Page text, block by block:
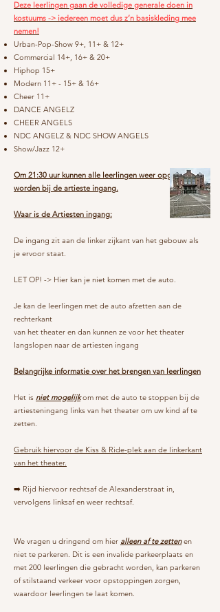
Deze leerlingen gaan de volledige generale doen in
kostuums -> iedereen moet dus z’n basiskleding mee
nemen!
Urban-Pop-Show 9+, 11+ & 12+
Commercial 14+, 16+ & 20+
Hiphop 15+
Modern 11+ - 15+ & 16+
Cheer 11+
DANCE ANGELZ
CHEER ANGELS
NDC ANGELZ & NDC SHOW ANGELS
Show/Jazz 12+
Om 21:30 uur kunnen alle leerlingen weer opgehaald
worden bij de artieste ingang.
Waar is de Artiesten ingang:
De ingang zit aan de linker zijkant van het gebouw als
je ervoor staat.
LET OP! -> Hier kan je niet komen met de auto.
Je kan de leerlingen met de auto afzetten aan de
rechterkant
van het theater en dan kunnen ze voor het theater
langslopen naar de artiesten ingang
Belangrijke informatie over het brengen van leerlingen
Het is niet mogelijk om met de auto te stoppen bij de
artiesteningang links van het theater om uw kind af te
zetten.
Gebruik hiervoor de Kiss & Ride-plek aan de linkerkant
van het theater.
➡️ Rijd hiervoor rechtsaf de Alexanderstraat in,
vervolgens linksaf en weer rechtsaf.
We vragen u dringend om hier alleen af te zettenen
niet te parkeren. Dit is een invalide parkeerplaats en
met 200 leerlingen die gebracht worden, kan parkeren
of stilstaand verkeer voor opstoppingen zorgen,
waardoor leerlingen te laat komen.